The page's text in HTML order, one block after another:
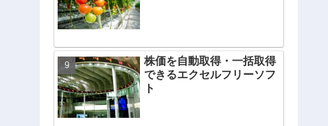
株価を自動取得・一括取得
できるエクセルフリーソフ
ト